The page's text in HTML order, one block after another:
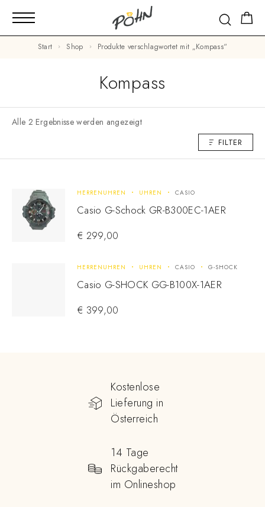
Start Shop Produkte verschlagwortet mit „Kompass“
Kompass
Alle 2 Ergebnisse werden angezeigt
FILTER
HERRENUHREN UHREN CASIO
Casio G-Schock GR-B300EC-1AER
€ 299,00
HERRENUHREN UHREN CASIO G-SHOCK
Casio G-SHOCK GG-B100X-1AER
€ 399,00
Kostenlose
Lieferung in
Österreich
14 Tage
Rückgaberecht
im Onlineshop